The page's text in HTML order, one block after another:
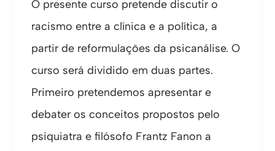
O presente curso pretende discutir o
racismo entre a clínica e a política, a
partir de reformulações da psicanálise. O
curso será dividido em duas partes.
Primeiro pretendemos apresentar e
debater os conceitos propostos pelo
psiquiatra e filósofo Frantz Fanon a